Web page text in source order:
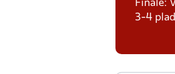
Finale:
3-4